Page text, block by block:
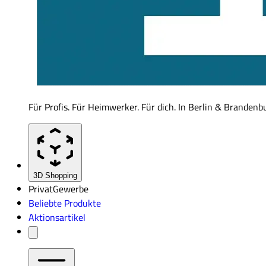
Für Profis. Für Heimwerker. Für dich. In Berlin &
3D Shopping
PrivatGewerbe
Beliebte Produkte
Aktionsartikel